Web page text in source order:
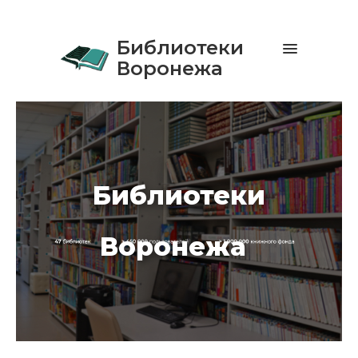
Библиотеки
Воронежа
Библиотеки
Воронежа